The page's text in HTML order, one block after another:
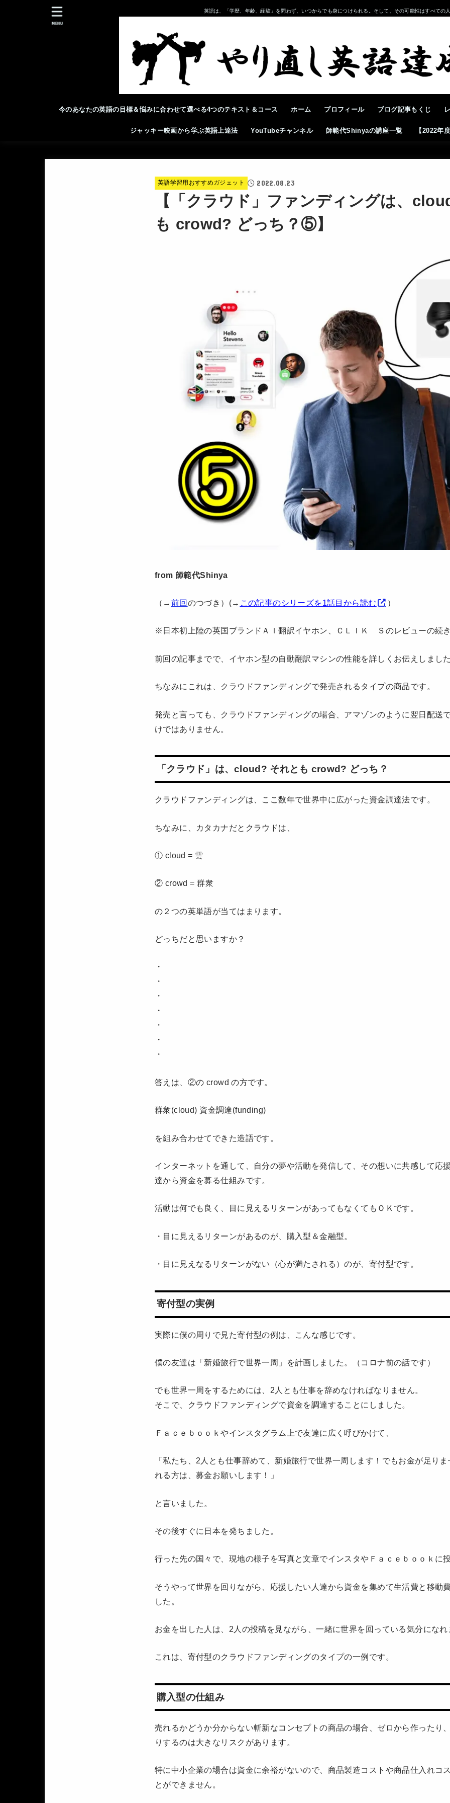
英語は、「学歴、年齢、経験」を問わず、いつからでも身につけられる。そして、その可能性はすべての人
今のあなたの英語の目標＆悩みに合わせて選べる4つのテキスト＆コース ホーム プロフィール ブログ記事もくじ
ジャッキー映画から学ぶ英語上達法 YouTubeチャンネル 師範代Shinyaの講座一覧 【2022年
MENU
英語学習用おすすめガジェット 2022.08.23
【「クラウド」ファンディングは、
も crowd? どっち？⑤】
from 師範代Shinya
（→ 前回のつづき）(→ この記事のシリーズを1話目から読む ）
※日本初上陸の英国ブランドＡＩ翻訳イヤホン、ＣＬＩＫ Ｓのレビューの続き
前回の記事までで、イヤホン型の自動翻訳マシンの性能を詳しくお伝えしました
ちなみにこれは、クラウドファンディングで発売されるタイプの商品です。
発売と言っても、クラウドファンディングの場合、アマゾンのように翌日配送
けではありません。
「クラウド」は、cloud? それとも crowd? どっち？
クラウドファンディングは、ここ数年で世界中に広がった資金調達法です。
ちなみに、カタカナだとクラウドは、
① cloud = 雲
② crowd = 群衆
の２つの英単語が当てはまります。
どっちだと思いますか？
・
・
・
・
・
・
・
答えは、②の crowd の方です。
群衆(cloud) 資金調達(funding)
を組み合わせてできた造語です。
インターネットを通して、自分の夢や活動を発信して、その想いに共感して応
達から資金を募る仕組みです。
活動は何でも良く、目に見えるリターンがあってもなくてもＯＫです。
・目に見えるリターンがあるのが、購入型＆金融型。
・目に見えなるリターンがない（心が満たされる）のが、寄付型です。
寄付型の実例
実際に僕の周りで見た寄付型の例は、こんな感じです。
僕の友達は「新婚旅行で世界一周」を計画しました。（コロナ前の話です）
でも世界一周をするためには、2人とも仕事を辞めなければなりません。
そこで、クラウドファンディングで資金を調達することにしました。
Ｆａｃｅｂｏｏｋやインスタグラム上で友達に広く呼びかけて、
「私たち、2人とも仕事辞めて、新婚旅行で世界一周します！でもお金が足りま
れる方は、募金お願いします！」
と言いました。
その後すぐに日本を発ちました。
行った先の国々で、現地の様子を写真と文章でインスタやＦａｃｅｂｏｏｋに
そうやって世界を回りながら、応援したい人達から資金を集めて生活費と移動
した。
お金を出した人は、2人の投稿を見ながら、一緒に世界を回っている気分になれ
これは、寄付型のクラウドファンディングのタイプの一例です。
購入型の仕組み
売れるかどうか分からない斬新なコンセプトの商品の場合、ゼロから作ったり
りするのは大きなリスクがあります。
特に中小企業の場合は資金に余裕がないので、商品製造コストや商品仕入れコ
とができません。